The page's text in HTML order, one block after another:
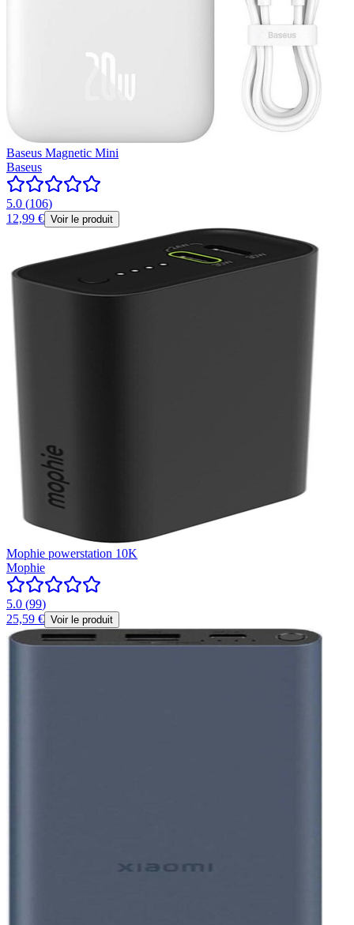
Baseus Magnetic Mini
Baseus
5.0 (106)
12,99 € Voir le produit
Mophie powerstation 10K
Mophie
5.0 (99)
25,59 € Voir le produit